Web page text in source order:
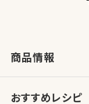
商品情報
おすすめレシピ